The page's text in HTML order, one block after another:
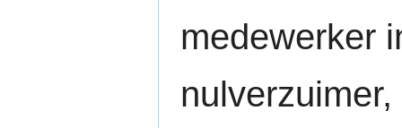
medewerker